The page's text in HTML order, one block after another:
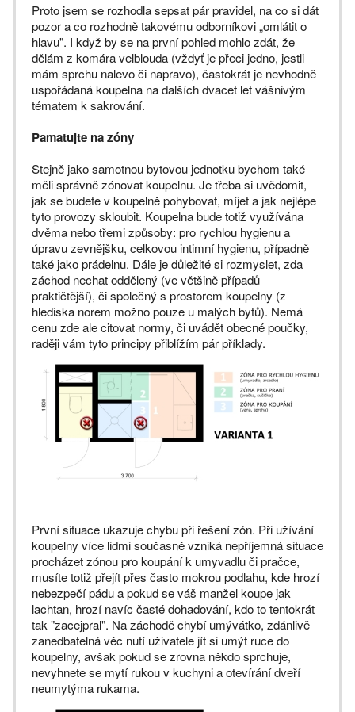
Proto jsem se rozhodla sepsat pár pravidel, na co si dát
pozor a co rozhodně takovému odborníkovi „omlátit o
hlavu". I když by se na první pohled mohlo zdát, že
dělám z komára velblouda (vždyť je přeci jedno, jestli
mám sprchu nalevo či napravo), častokrát je nevhodně
uspořádaná koupelna na dalších dvacet let vášnivým
tématem k sakrování.
Pamatujte na zóny
Stejně jako samotnou bytovou jednotku bychom také
měli správně zónovat koupelnu. Je třeba si uvědomit,
jak se budete v koupelně pohybovat, míjet a jak nejlépe
tyto provozy skloubit. Koupelna bude totiž využívána
dvěma nebo třemi způsoby: pro rychlou hygienu a
úpravu zevnějšku, celkovou intimní hygienu, případně
také jako prádelnu. Dále je důležité si rozmyslet, zda
záchod nechat oddělený (ve většině případů
praktičtější), či společný s prostorem koupelny (z
hlediska norem možno pouze u malých bytů). Nemá
cenu zde ale citovat normy, či uvádět obecné poučky,
raději vám tyto principy přiblížím pár příklady.
První situace ukazuje chybu při řešení zón. Při užívání
koupelny více lidmi současně vzniká nepříjemná situace
procházet zónou pro koupání k umyvadlu či pračce,
musíte totiž přejít přes často mokrou podlahu, kde hrozí
nebezpečí pádu a pokud se váš manžel koupe jak
lachtan, hrozí navíc časté dohadování, kdo to tentokrát
tak "zacejpral". Na záchodě chybí umývátko, zdánlivě
zanedbatelná věc nutí uživatele jít si umýt ruce do
koupelny, avšak pokud se zrovna někdo sprchuje,
nevyhnete se mytí rukou v kuchyni a otevírání dveří
neumytýma rukama.